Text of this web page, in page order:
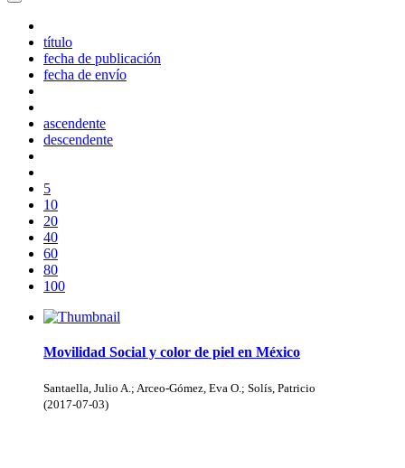
título
fecha de publicación
fecha de envío
ascendente
descendente
5
10
20
40
60
80
100
Movilidad Social y color de piel en México
Santaella, Julio A.; Arceo-Gómez, Eva O.; Solís, Patricio
(2017-07-03)